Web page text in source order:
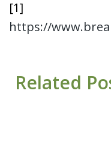
[1]
https://
Related